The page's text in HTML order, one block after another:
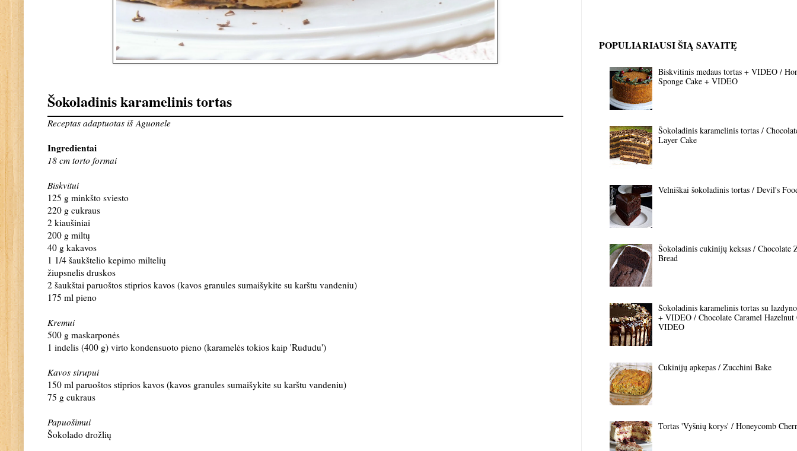
Šokoladinis karamelinis tortas
Receptas adaptuotas iš Aguonele
Ingredientai
18 cm torto formai
Biskvitui
125 g minkšto sviesto
220 g cukraus
2 kiaušiniai
200 g miltų
40 g kakavos
1 1/4 šaukštelio kepimo miltelių
žiupsnelis druskos
2 šaukštai paruoštos stiprios kavos (kavos granules sumaišykite su karštu vandeniu)
175 ml pieno
Kremui
500 g maskarponės
1 indelis (400 g) virto kondensuoto pieno (karamelės tokios kaip 'Rududu')
Kavos sirupui
150 ml paruoštos stiprios kavos (kavos granules sumaišykite su karštu vandeniu)
75 g cukraus
Papuošimui
Šokolado drožlių
POPULIARIAUSI ŠIĄ SAVAITĘ
Biskvitinis medaus tortas + VIDEO /
Sponge Cake + VIDEO
Šokoladinis karamelinis tortas /
Layer Cake
Velniškai šokoladinis tortas / Devil's
Šokoladinis cukinijų keksas / Chocolate
Bread
Šokoladinis karamelinis tortas su
+ VIDEO / Chocolate Caramel Hazelnut
VIDEO
Cukinijų apkepas / Zucchini Bake
Tortas 'Vyšnių korys' / Honeycomb